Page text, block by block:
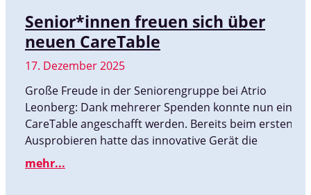
Senior*innen freuen sich über
neuen CareTable
17. Dezember 2025
Große Freude in der Seniorengruppe bei Atrio
Leonberg: Dank mehrerer Spenden konnte nun ein
CareTable angeschafft werden. Bereits beim ersten
Ausprobieren hatte das innovative Gerät die
mehr...